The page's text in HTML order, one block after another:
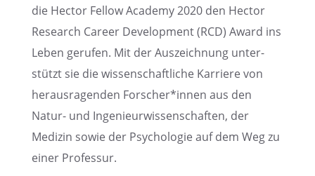
die Hector Fellow Academy 2020 den Hector
Research Career Develo­p­ment (RCD) Award ins
Leben gerufen. Mit der Auszeich­nung unter­
stützt sie die wissen­schaft­li­che Karriere von
heraus­ra­gen­den Forscher*innen aus den
Natur- und Ingenieur­wis­sen­schaf­ten, der
Medizin sowie der Psycho­lo­gie auf dem Weg zu
einer Professur.